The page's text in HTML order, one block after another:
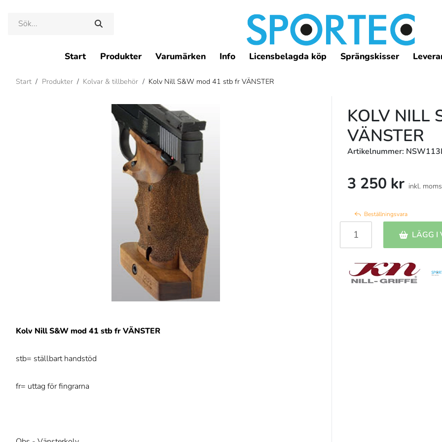
Start Produkter Varumärken Info Licensbelagda köp Sprängskisser
Start / Produkter / Kolvar & tillbehör / Kolv Nill S&W mod 41 stb fr VÄNSTER
KOLV NILL
VÄNSTER
Artikelnummer:
3 250 kr inkl. moms
Beställningsvara
LÄGG I
Kolv Nill S&W mod 41 stb fr VÄNSTER
stb= ställbart handstöd
fr= uttag för fingrarna